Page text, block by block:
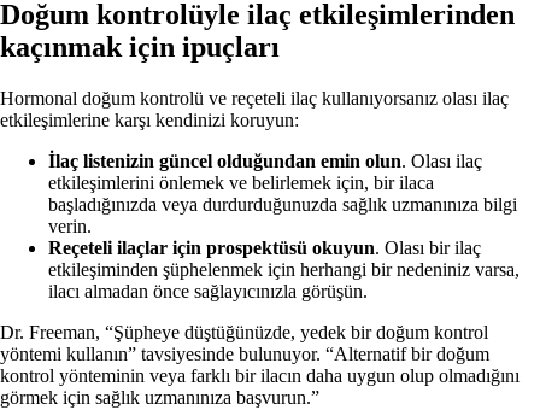
Doğum kontrolüyle ilaç etkileşimlerinden
kaçınmak için ipuçları
Hormonal doğum kontrolü ve reçeteli ilaç kullanıyorsanız olası ilaç
etkileşimlerine karşı kendinizi koruyun:
İlaç listenizin güncel olduğundan emin olun. Olası ilaç
etkileşimlerini önlemek ve belirlemek için, bir ilaca
başladığınızda veya durdurduğunuzda sağlık uzmanınıza bilgi
verin.
Reçeteli ilaçlar için prospektüsü okuyun. Olası bir ilaç
etkileşiminden şüphelenmek için herhangi bir nedeniniz varsa,
ilacı almadan önce sağlayıcınızla görüşün.
Dr. Freeman, “Şüpheye düştüğünüzde, yedek bir doğum kontrol
yöntemi kullanın” tavsiyesinde bulunuyor. “Alternatif bir doğum
kontrol yönteminin veya farklı bir ilacın daha uygun olup olmadığını
görmek için sağlık uzmanınıza başvurun.”